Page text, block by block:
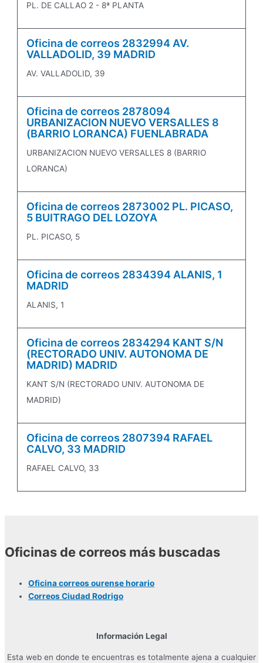
PL. DE CALLAO 2 - 8ª PLANTA
Oficina de correos 2832994 AV.
VALLADOLID, 39 MADRID
AV. VALLADOLID, 39
Oficina de correos 2878094
URBANIZACION NUEVO VERSALLES 8
(BARRIO LORANCA) FUENLABRADA
URBANIZACION NUEVO VERSALLES 8 (BARRIO
LORANCA)
Oficina de correos 2873002 PL. PICASO,
5 BUITRAGO DEL LOZOYA
PL. PICASO, 5
Oficina de correos 2834394 ALANIS, 1
MADRID
ALANIS, 1
Oficina de correos 2834294 KANT S/N
(RECTORADO UNIV. AUTONOMA DE
MADRID) MADRID
KANT S/N (RECTORADO UNIV. AUTONOMA DE
MADRID)
Oficina de correos 2807394 RAFAEL
CALVO, 33 MADRID
RAFAEL CALVO, 33
Oficinas de correos más buscadas
Oficina correos ourense horario
Correos Ciudad Rodrigo
Información Legal
Esta web en donde te encuentras es totalmente ajena a cualquier